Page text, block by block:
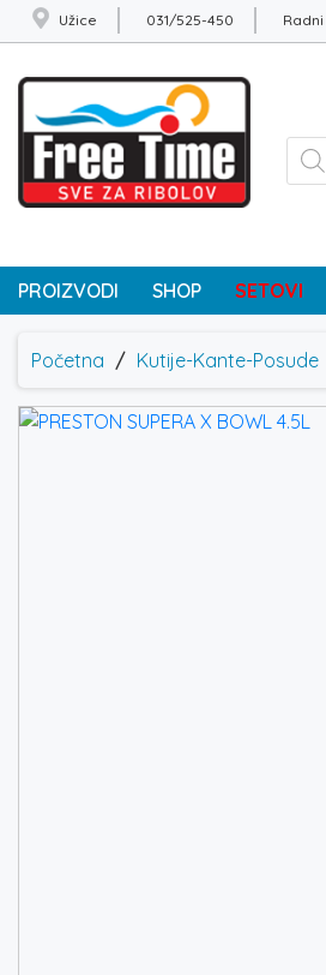
Užice 031/525-450
PROIZVODI SHOP SETOVI
Početna / Kutije-Kante-Posude